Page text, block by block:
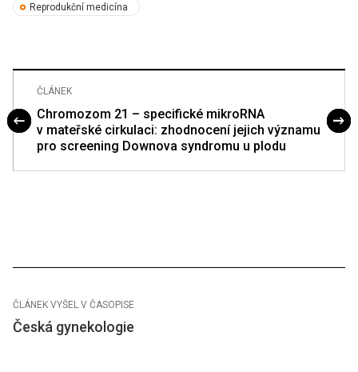
Reprodukční medicína
ČLÁNEK
Chromozom 21 – specifické mikroRNA
v mateřské cirkulaci: zhodnocení jejich významu
pro screening Downova syndromu u plodu
ČLÁNEK VYŠEL V ČASOPISE
Česká gynekologie